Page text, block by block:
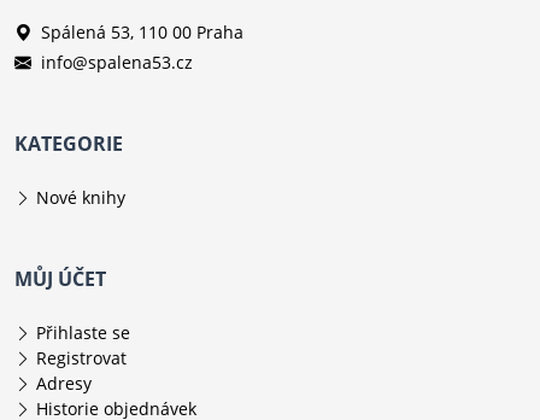
Spálená 53, 110 00 Praha
info@spalena53.cz
KATEGORIE
Nové knihy
MŮJ ÚČET
Přihlaste se
Registrovat
Adresy
Historie objednávek